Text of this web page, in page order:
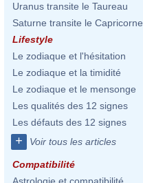
Uranus transite le Taureau
Saturne transite le Capricorne
Lifestyle
Le zodiaque et l'hésitation
Le zodiaque et la timidité
Le zodiaque et le mensonge
Les qualités des 12 signes
Les défauts des 12 signes
+ Voir tous les articles
Compatibilité